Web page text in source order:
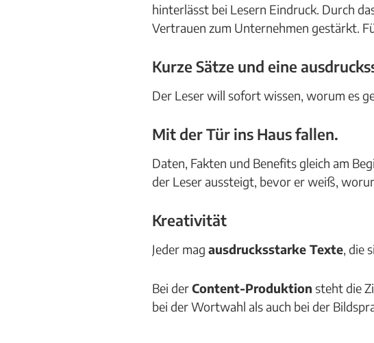
hinterlässt bei Lesern Eindruck. Durch
Vertrauen zum Unternehmen gestärkt.
Kurze Sätze und eine
Der Leser will sofort wissen, worum es
Mit der Tür ins Haus fallen.
Daten, Fakten und Benefits gleich am
der Leser aussteigt, bevor er weiß,
Kreativität
Jeder mag ausdrucksstarke Texte, die
Bei derContent-Produktion steht die
bei der Wortwahl als auch bei der